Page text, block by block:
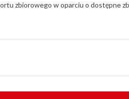
zbiorowego w oparciu o dostępne